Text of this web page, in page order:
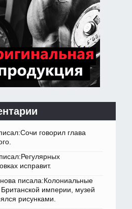
говорил глава
исправит.
писала:Колониальные
Британской империи, музей
рисунками.